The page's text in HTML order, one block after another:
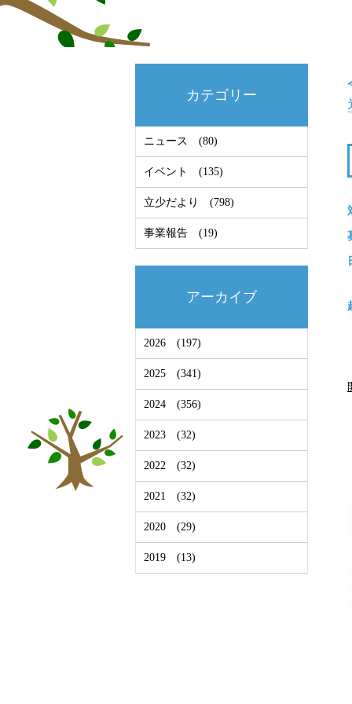
カテゴリー
ニュース (80)
イベント (135)
立少だより (798)
事業報告 (19)
アーカイブ
2026 (197)
2025 (341)
2024 (356)
2023 (32)
2022 (32)
2021 (32)
2020 (29)
2019 (13)